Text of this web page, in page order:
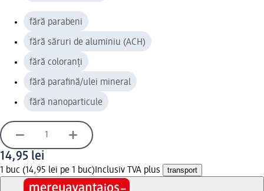
fără parabeni
fără săruri de aluminiu (ACH)
fără coloranți
fără parafină/ulei mineral
fără nanoparticule
14,95 lei
1 buc (14,95 lei pe 1 buc) Inclusiv TVA plus transport